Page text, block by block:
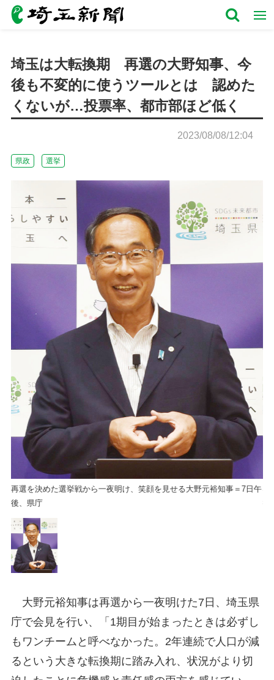
埼玉は大転換期 再選の大野知事、今
後も不変的に使うツールとは 認めた
くないが…投票率、都市部ほど低く
2023/08/08/12:04
県政 選挙
再選を決めた選挙戦から一夜明け、笑顔を見せる大野元裕知事＝7日午
後、県庁
大野元裕知事は再選から一夜明けた7日、埼玉県
庁で会見を行い、「1期目が始まったときは必ずし
もワンチームと呼べなかった。2年連続で人口が減
るという大きな転換期に踏み入れ、状況がより切